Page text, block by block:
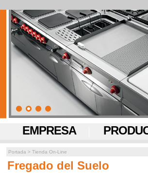
EMPRESA
Portada > Tienda On-Line
Fregado del Suelo